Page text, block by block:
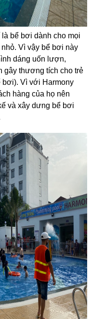
bể bơi dành cho mọi
Vì vậy bể bơi này
dáng uốn lượn,
gây thương tích cho trẻ
bơi). Vì với Harmony
hàng của họ nên
và xây dưng bể bơi